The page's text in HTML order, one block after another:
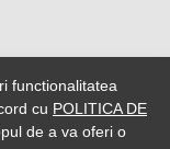
functionalitatea
cu POLITICA DE
de a va oferi o